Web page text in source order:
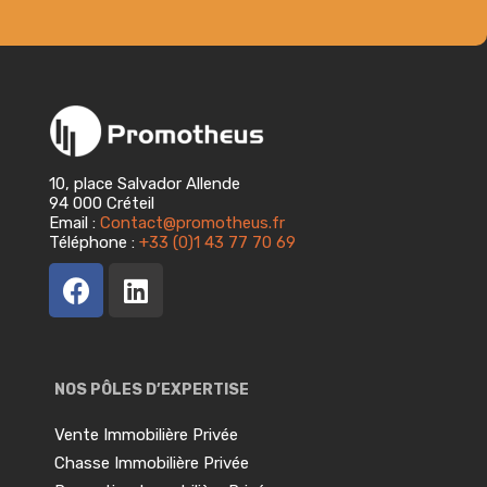
perspective les données de votre projet
Un consultant Promotheus
deviendra votre interlocuteur
unique.Il vous fournira un suivi des
proposera du conseil sur mesure.
Nos points forts :
référencés, une connaissance pointues
10, place Salvador Allende
94 000 Créteil
Email : Contact@promotheus.fr
Téléphone : +33 (0)1 43 77 70 69
NOS PÔLES D’EXPERTISE
Vente Immobilière Privée
Chasse Immobilière Privée